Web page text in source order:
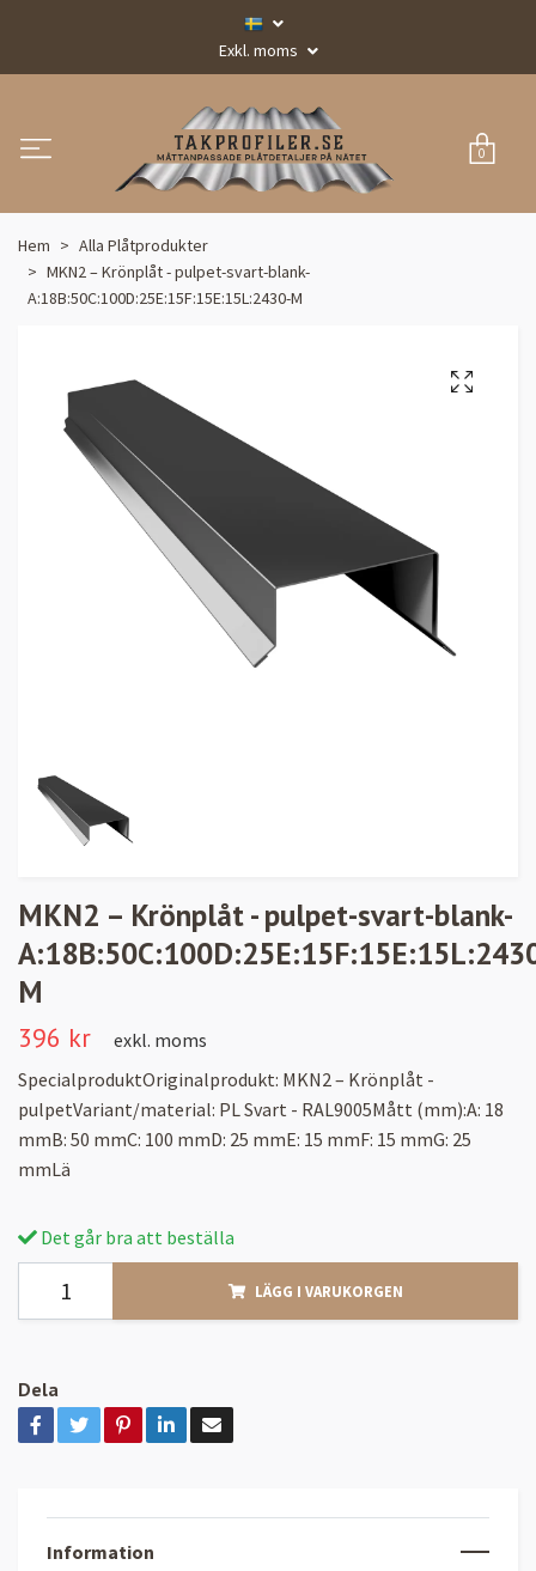
Exkl. moms
0
Hem
Alla Plåtprodukter
MKN2 – Krönplåt - pulpet-svart-blank-
A:18B:50C:100D:25E:15F:15E:15L:2430-M
MKN2 – Krönplåt - pulpet-svart-blank-
M
396 kr
exkl. moms
SpecialproduktOriginalprodukt: MKN2 – Krönplåt -
pulpetVariant/material: PL Svart - RAL9005Mått (mm):A: 18
mmB: 50 mmC: 100 mmD: 25 mmE: 15 mmF: 15 mmG: 25
mmLä
Det går bra att beställa
LÄGG I VARUKORGEN
Dela
Information